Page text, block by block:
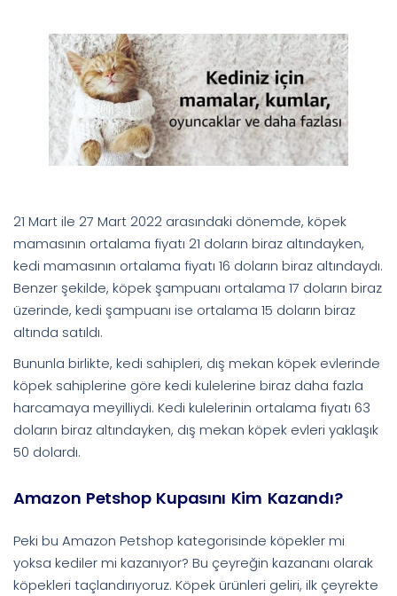
21 Mart ile 27 Mart 2022 arasındaki dönemde, köpek
mamasının ortalama fiyatı 21 doların biraz altındayken,
kedi mamasının ortalama fiyatı 16 doların biraz altındaydı.
Benzer şekilde, köpek şampuanı ortalama 17 doların biraz
üzerinde, kedi şampuanı ise ortalama 15 doların biraz
altında satıldı.
Bununla birlikte, kedi sahipleri, dış mekan köpek evlerinde
köpek sahiplerine göre kedi kulelerine biraz daha fazla
harcamaya meyilliydi. Kedi kulelerinin ortalama fiyatı 63
doların biraz altındayken, dış mekan köpek evleri yaklaşık
50 dolardı.
Amazon Petshop Kupasını Kim Kazandı?
Peki bu Amazon Petshop kategorisinde köpekler mi
yoksa kediler mi kazanıyor? Bu çeyreğin kazananı olarak
köpekleri taçlandırıyoruz. Köpek ürünleri geliri, ilk çeyrekte